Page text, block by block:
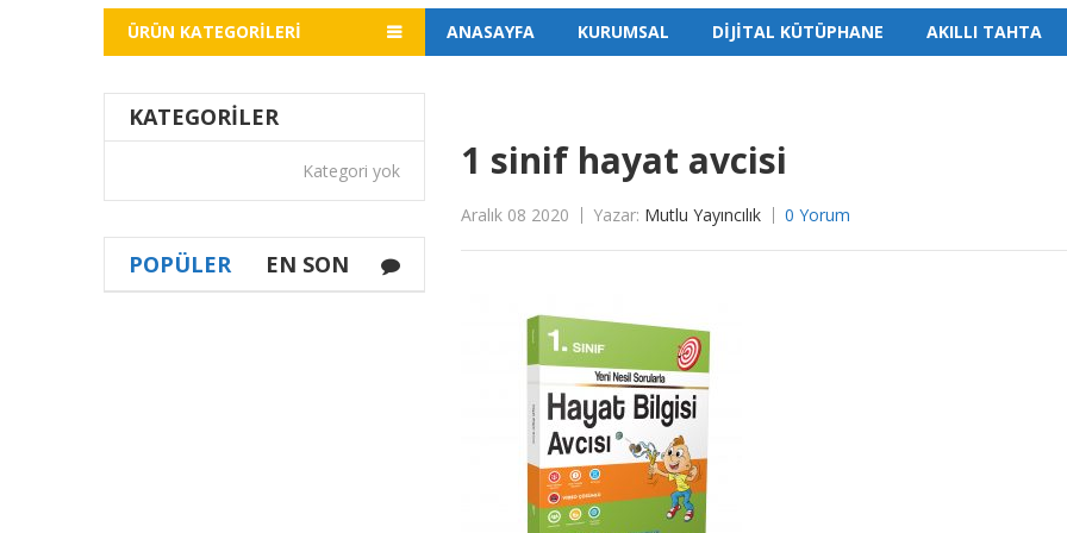
ÜRÜN KATEGORILERI ANASAYFA KURUMSAL DİJİTAL KÜTÜPHANE AKILLI TAHTA
KATEGORILER
Kategori yok
POPÜLER EN SON
1 sinif hayat avcisi
Aralık 08 2020 Yazar: Mutlu Yayıncılık 0 Yorum